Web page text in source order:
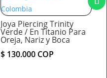
Joya Piercing Trinity
Verde / En Titanio Para
Oreja, Nariz y Boca
$130.000COP